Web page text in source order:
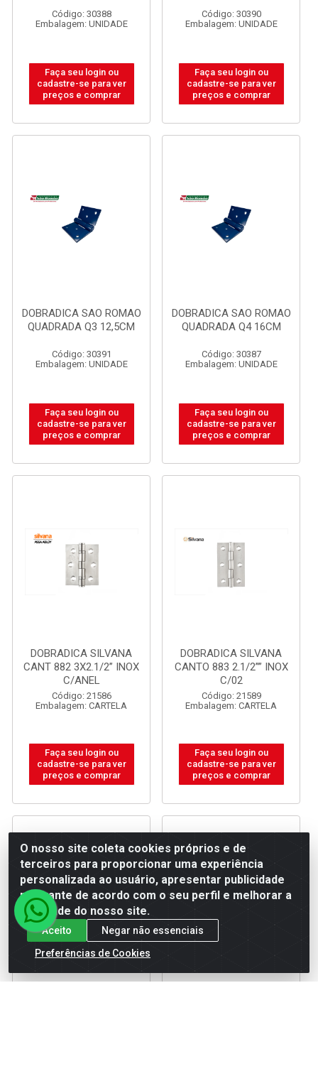
Código: 30388
Embalagem: UNIDADE
Faça seu login ou
cadastre-se para ver
preços e comprar
Código: 30390
Embalagem: UNIDADE
Faça seu login ou
cadastre-se para ver
preços e comprar
DOBRADICA SAO ROMAO
QUADRADA Q3 12,5CM
Código: 30391
Embalagem: UNIDADE
Faça seu login ou
cadastre-se para ver
preços e comprar
DOBRADICA SAO ROMAO
QUADRADA Q4 16CM
Código: 30387
Embalagem: UNIDADE
Faça seu login ou
cadastre-se para ver
preços e comprar
DOBRADICA SILVANA
CANT 882 3X2.1/2” INOX
C/ANEL
Código: 21586
Embalagem: CARTELA
Faça seu login ou
cadastre-se para ver
preços e comprar
DOBRADICA SILVANA
CANTO 883 2.1/2”” INOX
C/02
Código: 21589
Embalagem: CARTELA
Faça seu login ou
cadastre-se para ver
preços e comprar
O nosso site coleta cookies próprios e de
terceiros para proporcionar uma experiência
personalizada ao usuário, apresentar publicidade
relevante de acordo com o seu perfil e melhorar a
qualidade do nosso site.
Aceito
Negar não essenciais
Preferências de Cookies